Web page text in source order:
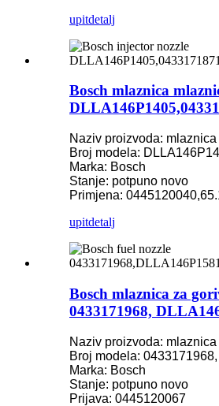
upitdetalj
Bosch mlaznica
Naziv proizvoda:
Broj modela:
Marka: Bosch
Stanje: potpuno novo
Primjena:
upitdetalj
Bosch mlaznica za
0433171968,
Naziv proizvoda:
Broj modela:
Marka: Bosch
Stanje: potpuno novo
Prijava: 0445120067